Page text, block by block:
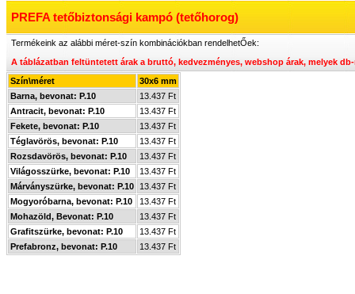
PREFA tetőbiztonsági kampó (tetőhorog)
Termékeink az alábbi méret-szín kombinációkban rendelhetŐek:
A táblázatban feltüntetett árak a bruttó, kedvezményes, webshop árak, melyek
Szín\méret
30x6 mm
Barna, bevonat: P.10
13.437 Ft
Antracit, bevonat: P.10
13.437 Ft
Fekete, bevonat: P.10
13.437 Ft
Téglavörös, bevonat: P.10
13.437 Ft
Rozsdavörös, bevonat: P.10
13.437 Ft
Világosszürke, bevonat: P.10
13.437 Ft
Márványszürke, bevonat: P.10
13.437 Ft
Mogyoróbarna, bevonat: P.10
13.437 Ft
Mohazöld, Bevonat: P.10
13.437 Ft
Grafitszürke, bevonat: P.10
13.437 Ft
Prefabronz, bevonat: P.10
13.437 Ft